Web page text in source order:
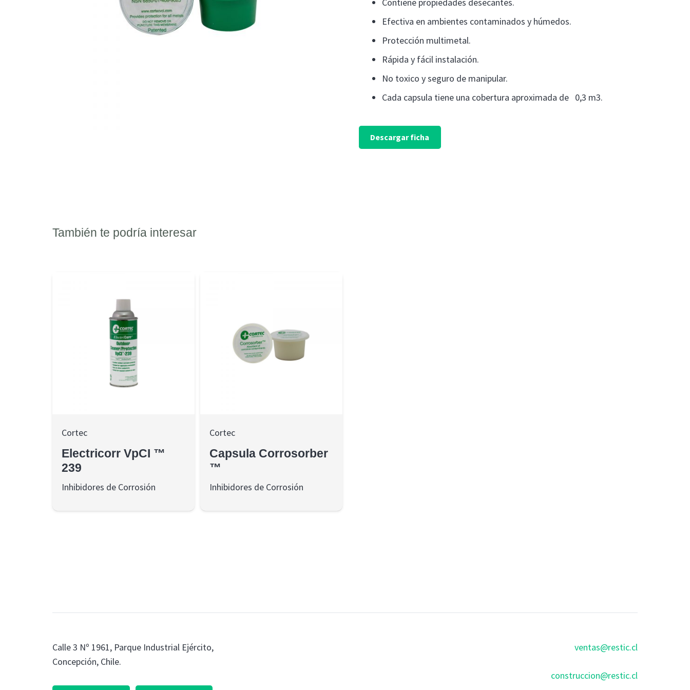
Efectiva en ambientes contaminados y húmedos.
Protección multimetal.
Rápida y fácil instalación.
No toxico y seguro de manipular.
Cada capsula tiene una cobertura aproximada de 0,3 m3.
Descargar ficha
También te podría interesar
Cortec
Electricorr VpCI ™
239
Inhibidores de Corrosión
Cortec
Capsula Corrosorber
™
Inhibidores de Corrosión
Calle 3 Nº 1961, Parque Industrial Ejército,
Concepción, Chile.
ventas@restic.cl
construccion@restic.cl